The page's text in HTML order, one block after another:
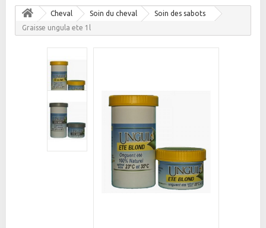
Cheval Soin du cheval
Soin des sabots
Graisse ungula ete 1l